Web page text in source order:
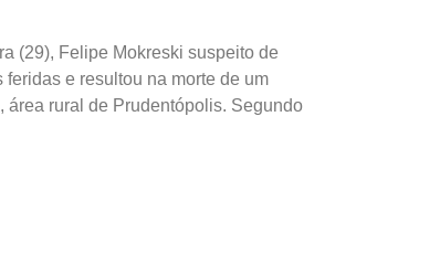
(29), Felipe Mokreski suspeito de
e resultou na morte de um
área rural de Prudentópolis. Segundo